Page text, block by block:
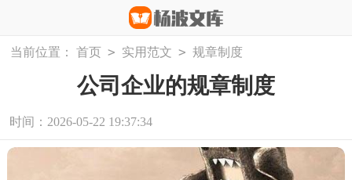
当前位置： 首页 > 实用范文 > 规章制度
公司企业的规章制度
时间：2026-05-22 19:37:34